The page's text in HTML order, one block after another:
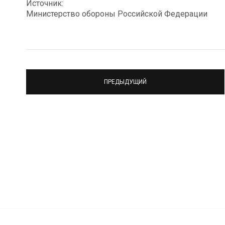
Источник:
Министерство обороны Российской Федерации
ПРЕДЫДУЩИЙ